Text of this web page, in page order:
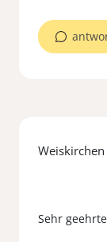
Weiskirchen
Sehr